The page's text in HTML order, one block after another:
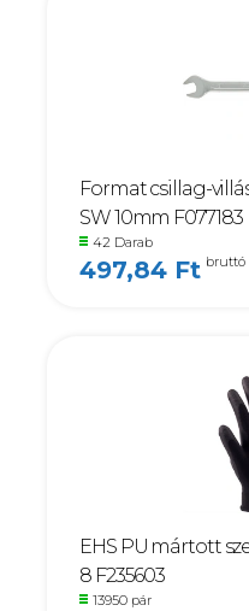
Format csillag-
SW 10mm F077183
42 Darab
497,84 Ft bruttó
EHS PU mártott
8 F235603
13950 pár